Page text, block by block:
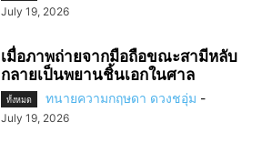
July 19, 2026
เมื่อภาพถ่ายจากมือถือขณะสามีหลับ
กลายเป็นพยานชิ้นเอกในศาล
ทั้งหมด ทนายความกฤษดา ดวงชอุ่ม -
July 19, 2026